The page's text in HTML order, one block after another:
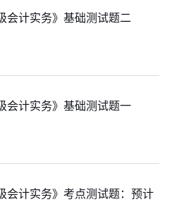
会计实务》基础测试题二
会计实务》基础测试题一
会计实务》考点测试题：预计